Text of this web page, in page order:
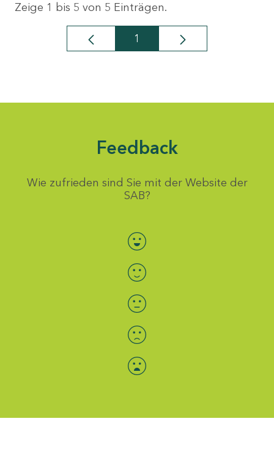
Zeige 1 bis 5 von 5 Einträgen.
Seite
1
Feedback
Wie zufrieden sind Sie mit der Website der
SAB?
Bewertung auswählen